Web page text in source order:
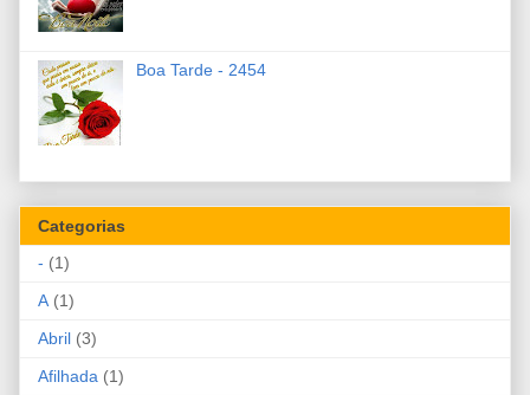
Boa Tarde - 2454
Categorias
- (1)
A (1)
Abril (3)
Afilhada (1)